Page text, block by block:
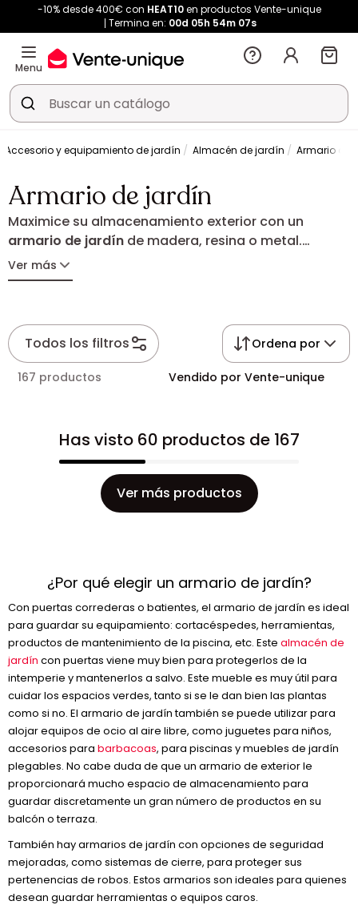
-10% desde 400€ con HEAT10en productos Vente-unique
Termina en: 00d 05h 54m 06s
Menu
Accesorio y equipamiento de jardín Almacén de jardín Armario de
Armario de jardín
Maximice su almacenamiento exterior con un
armario de jardín de madera, resina o metal.
Duradero y compacto, acoge sus herramientas y
accesorios adaptándose a la perfección a la
cualquier estación del año.
Ver más
Todos los filtros Ordena por
167 productos Vendido por Vente-unique
Has visto 60 productos de 167
Ver más productos
¿Por qué elegir un armario de jardín?
Con puertas correderas o batientes, el armario de jardín es ideal
para guardar su equipamiento: cortacéspedes, herramientas,
productos de mantenimiento de la piscina, etc. Este almacén de
jardín con puertas viene muy bien para protegerlos de la
intemperie y mantenerlos a salvo. Este mueble es muy útil para
cuidar los espacios verdes, tanto si se le dan bien las plantas
como si no. El armario de jardín también se puede utilizar para
alojar equipos de ocio al aire libre, como juguetes para niños,
accesorios para barbacoas, para piscinas y muebles de jardín
plegables. No cabe duda de que un armario de exterior le
proporcionará mucho espacio de almacenamiento para
guardar discretamente un gran número de productos en su
balcón o terraza.
También hay armarios de jardín con opciones de seguridad
mejoradas, como sistemas de cierre, para proteger sus
pertenencias de robos. Estos armarios son ideales para quienes
desean guardar herramientas o equipos caros.